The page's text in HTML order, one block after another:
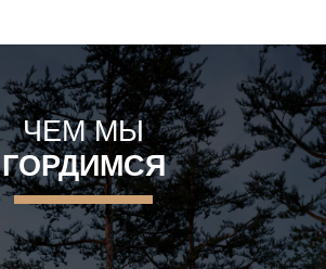
ЧЕМ МЫ
ГОРДИМСЯ